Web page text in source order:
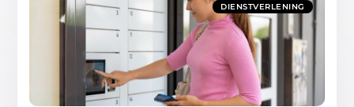
DIENSTVERLENING